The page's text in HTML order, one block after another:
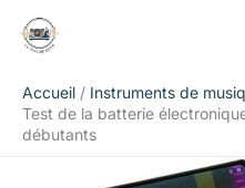
Accueil
Instruments de
Test de la batterie
débutants
Rechercher